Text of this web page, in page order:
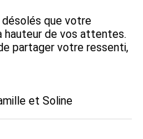
que votre
hauteur de vos attentes.
partager votre ressenti,
et Soline